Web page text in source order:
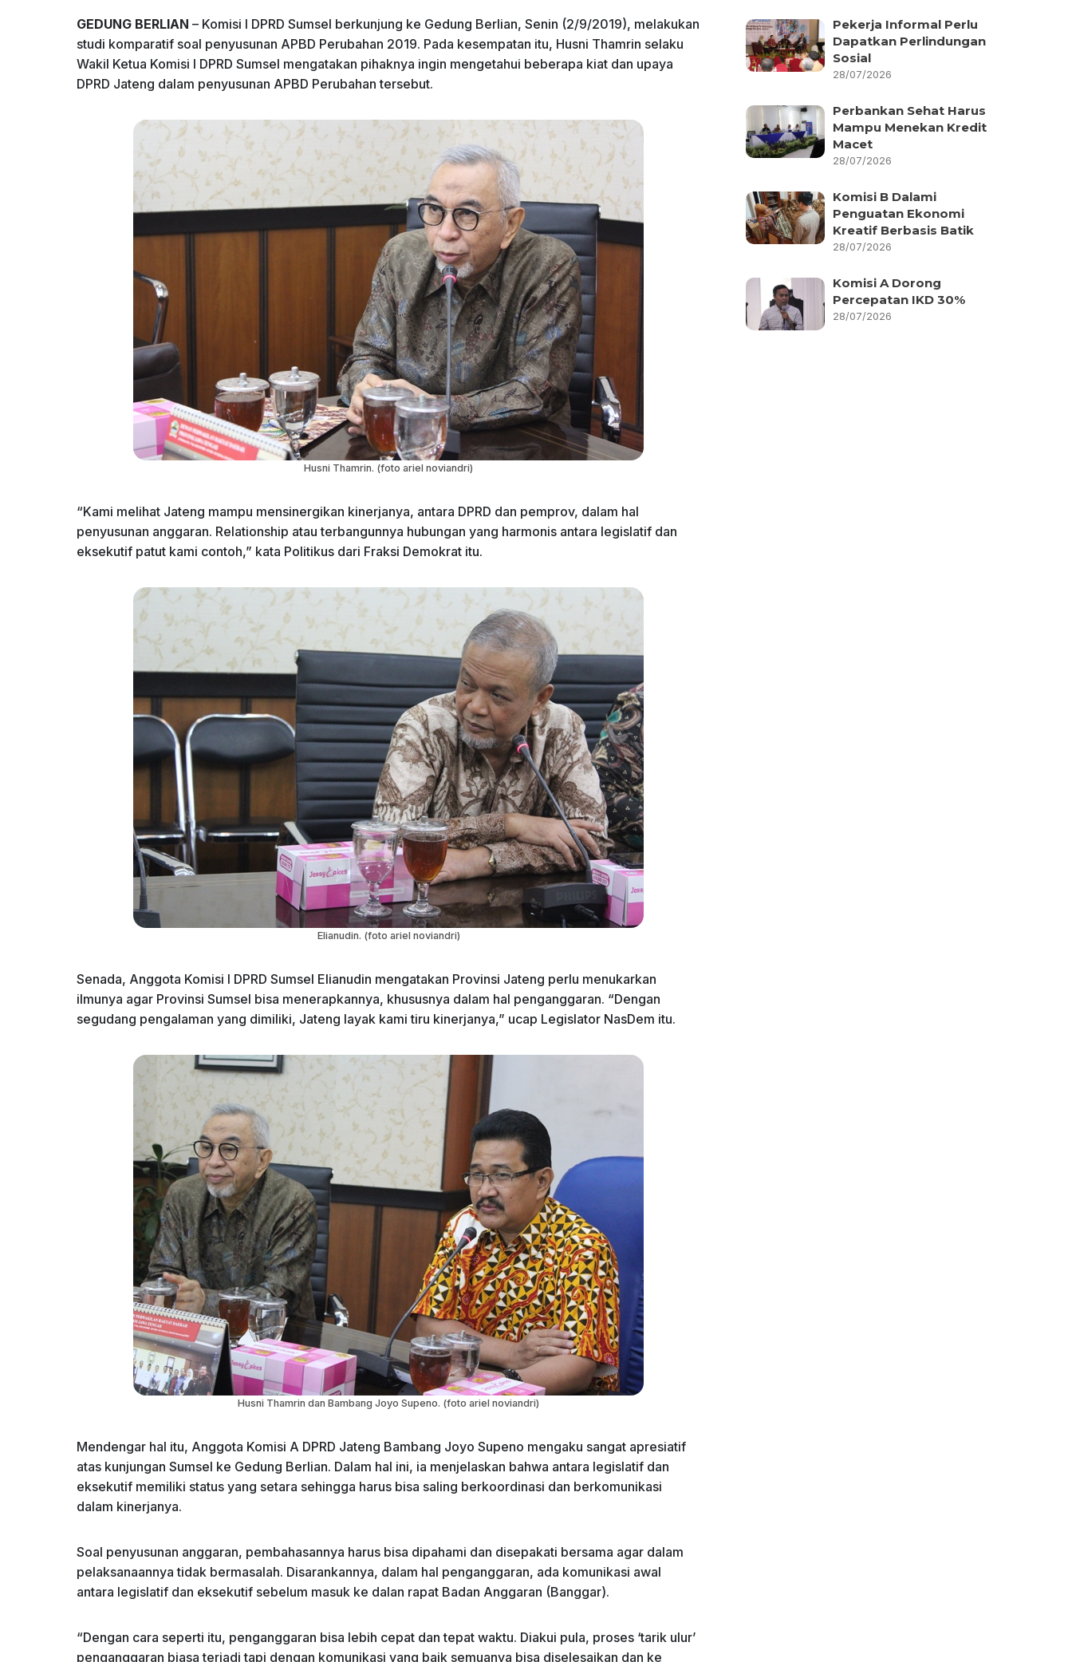
o
o
k
n p
p
m
GEDUNG BERLIAN – Komisi I DPRD Sumsel berkunjung ke Gedung Berlian, Senin (2/9/2019), melakukan
studi komparatif soal penyusunan APBD Perubahan 2019. Pada kesempatan itu, Husni Thamrin selaku
Wakil Ketua Komisi I DPRD Sumsel mengatakan pihaknya ingin mengetahui beberapa kiat dan upaya
DPRD Jateng dalam penyusunan APBD Perubahan tersebut.
Husni Thamrin. (foto ariel noviandri)
“Kami melihat Jateng mampu mensinergikan kinerjanya, antara DPRD dan pemprov, dalam hal
penyusunan anggaran. Relationship atau terbangunnya hubungan yang harmonis antara legislatif dan
eksekutif patut kami contoh,” kata Politikus dari Fraksi Demokrat itu.
Elianudin. (foto ariel noviandri)
Senada, Anggota Komisi I DPRD Sumsel Elianudin mengatakan Provinsi Jateng perlu menukarkan
ilmunya agar Provinsi Sumsel bisa menerapkannya, khususnya dalam hal penganggaran. “Dengan
segudang pengalaman yang dimiliki, Jateng layak kami tiru kinerjanya,” ucap Legislator NasDem itu.
Husni Thamrin dan Bambang Joyo Supeno. (foto ariel noviandri)
Mendengar hal itu, Anggota Komisi A DPRD Jateng Bambang Joyo Supeno mengaku sangat apresiatif
atas kunjungan Sumsel ke Gedung Berlian. Dalam hal ini, ia menjelaskan bahwa antara legislatif dan
eksekutif memiliki status yang setara sehingga harus bisa saling berkoordinasi dan berkomunikasi
dalam kinerjanya.
Soal penyusunan anggaran, pembahasannya harus bisa dipahami dan disepakati bersama agar dalam
pelaksanaannya tidak bermasalah. Disarankannya, dalam hal penganggaran, ada komunikasi awal
antara legislatif dan eksekutif sebelum masuk ke dalan rapat Badan Anggaran (Banggar).
“Dengan cara seperti itu, penganggaran bisa lebih cepat dan tepat waktu. Diakui pula, proses ‘tarik ulur’
penganggaran biasa terjadi tapi dengan komunikasi yang baik semuanya bisa diselesaikan dan ke
Pekerja Informal Perlu
Dapatkan Perlindungan
Sosial
28/07/2026
Perbankan Sehat Harus
Mampu Menekan Kredit
Macet
28/07/2026
Komisi B Dalami
Penguatan Ekonomi
Kreatif Berbasis Batik
28/07/2026
Komisi A Dorong
Percepatan IKD 30%
28/07/2026